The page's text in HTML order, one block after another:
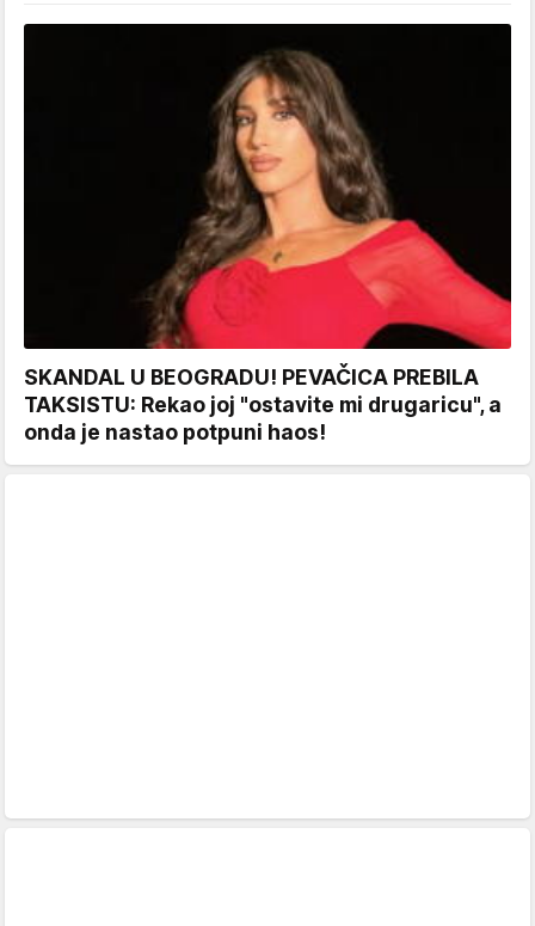
SKANDAL U BEOGRADU! PEVAČICA PREBILA
TAKSISTU: Rekao joj "ostavite mi drugaricu", a
onda je nastao potpuni haos!